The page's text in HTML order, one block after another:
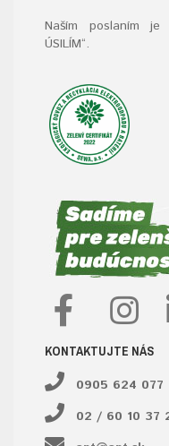
Naším poslaním je
ÚSILÍM“.
KONTAKTUJTE NÁS
0905 624 077
02 / 60 10 37